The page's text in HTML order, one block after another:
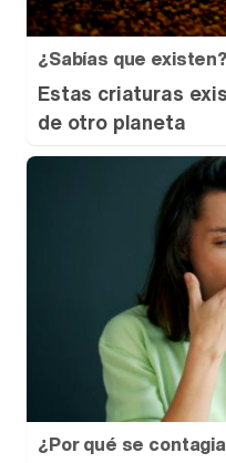
¿Sabías que existen?
Estas criaturas
de otro planeta
¿Por qué se